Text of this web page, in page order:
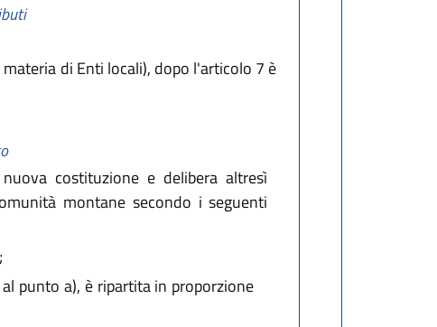
di Enti locali), dopo l'articolo 7 è
costituzione e delibera altresì
montane secondo i seguenti
punto a), è ripartita in proporzione